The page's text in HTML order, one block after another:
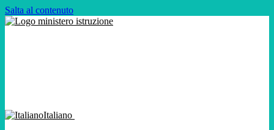
Salta al contenuto
Italiano